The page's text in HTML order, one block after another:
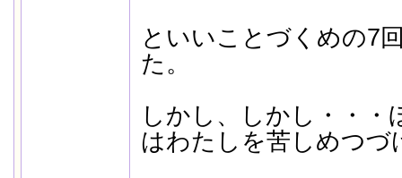
といいことづくめの7
た。
しかし、しかし・・・
はわたしを苦しめつづ